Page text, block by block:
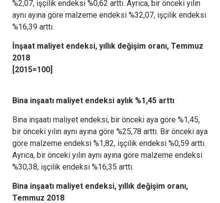
%2,07, işçilik endeksi %0,62 arttı. Ayrıca, bir önceki yılın
aynı ayına göre malzeme endeksi %32,07, işçilik endeksi
%16,39 arttı.
İnşaat maliyet endeksi, yıllık değişim oranı, Temmuz
2018
[2015=100]
Bina inşaatı maliyet endeksi aylık %1,45 arttı
Bina inşaatı maliyet endeksi, bir önceki aya göre %1,45,
bir önceki yılın aynı ayına göre %25,78 arttı. Bir önceki aya
göre malzeme endeksi %1,82, işçilik endeksi %0,59 arttı.
Ayrıca, bir önceki yılın aynı ayına göre malzeme endeksi
%30,38, işçilik endeksi %16,35 arttı.
Bina inşaatı maliyet endeksi, yıllık değişim oranı,
Temmuz 2018